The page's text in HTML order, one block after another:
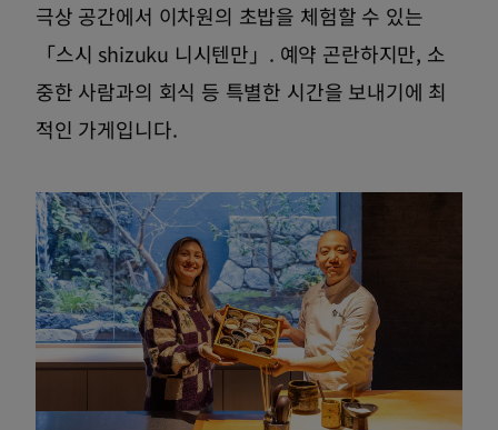
극상 공간에서 이차원의 초밥을 체험할 수 있는
「스시 shizuku 니시텐만」. 예약 곤란하지만, 소
중한 사람과의 회식 등 특별한 시간을 보내기에 최
적인 가게입니다.